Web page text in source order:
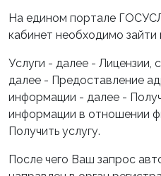
На едином портале
кабинет необходимо
Услуги - далее - Лицензии,
далее - Предоставление
информации - далее -
информации в отношении
Получить услугу.
После чего Ваш запрос